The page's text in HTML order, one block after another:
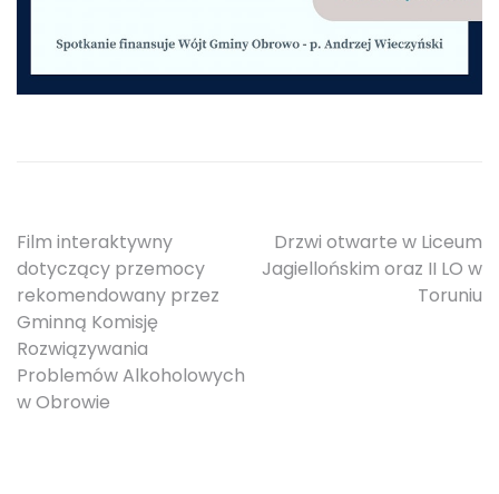
Nawigacja
wpisu
Film interaktywny
dotyczący przemocy
rekomendowany przez
Gminną Komisję
Rozwiązywania
Problemów Alkoholowych
w Obrowie
Drzwi otwarte w Liceum
Jagiellońskim oraz II LO w
Toruniu